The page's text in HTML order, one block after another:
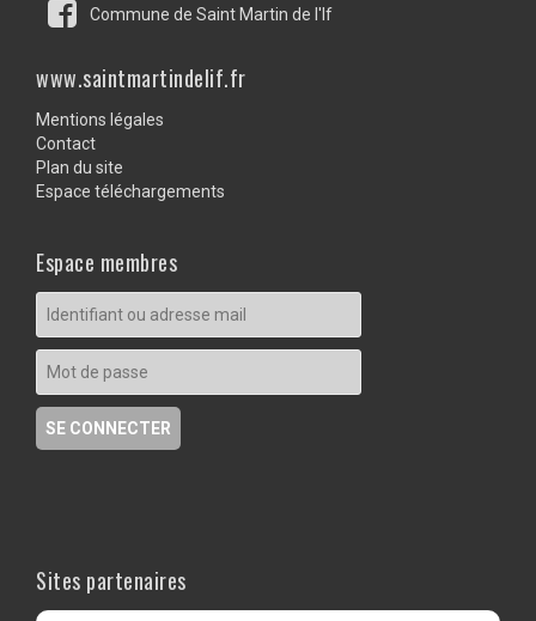
Commune de Saint Martin de l'If
www.saintmartindelif.fr
Mentions légales
Contact
Plan du site
Espace téléchargements
Espace membres
Sites partenaires